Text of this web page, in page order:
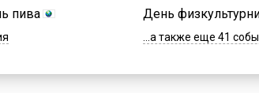
пива День
...а также еще 41